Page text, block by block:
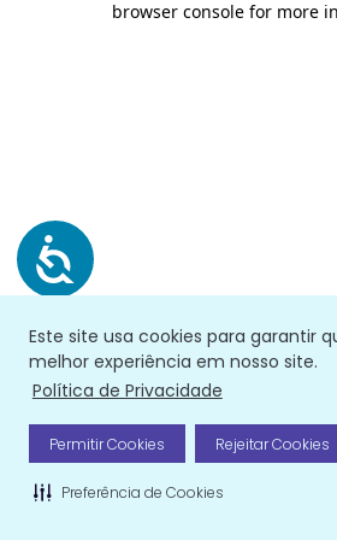
Este site usa cookies para garantir
melhor experiência em nosso site.
Política de Privacidade
Permitir Cookies Rejeitar Cookies
Preferência de Cookies
browser console for more